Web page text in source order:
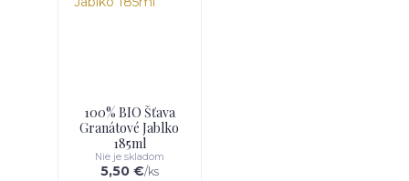
100% BIO Šťava
Granátové Jablko
185ml
5,50 €/ks
Nie je skladom